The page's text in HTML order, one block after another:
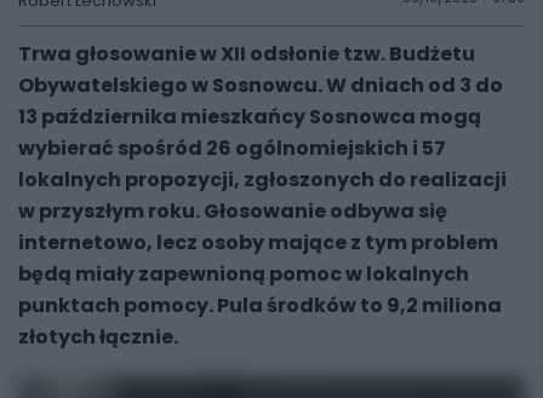
Trwa głosowanie w XII odsłonie tzw. Budżetu
Obywatelskiego w Sosnowcu. W dniach od 3 do
13 października mieszkańcy Sosnowca mogą
wybierać spośród 26 ogólnomiejskich i 57
lokalnych propozycji, zgłoszonych do realizacji
w przyszłym roku. Głosowanie odbywa się
internetowo, lecz osoby mające z tym problem
będą miały zapewnioną pomoc w lokalnych
punktach pomocy. Pula środków to 9,2 miliona
złotych łącznie.